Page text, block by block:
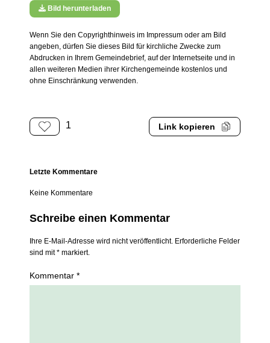
Bild herunterladen
Wenn Sie den Copyrighthinweis im Impressum oder am Bild
angeben, dürfen Sie dieses Bild für kirchliche Zwecke zum
Abdrucken in Ihrem Gemeindebrief, auf der Internetseite und in
allen weiteren Medien ihrer Kirchengemeinde kostenlos und
ohne Einschränkung verwenden.
1 Link kopieren
Letzte Kommentare
Keine Kommentare
Schreibe einen Kommentar
Ihre E-Mail-Adresse wird nicht veröffentlicht. Erforderliche Felder
sind mit * markiert.
Kommentar *